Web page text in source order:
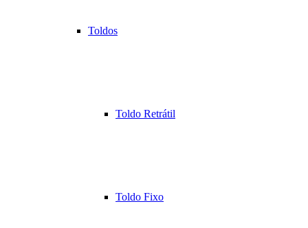
Toldos
Toldo Retrátil
Toldo Fixo